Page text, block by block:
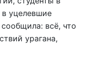
уцелевшие
всё, что
урагана,